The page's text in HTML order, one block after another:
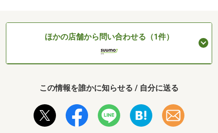
ほかの店舗から問い合わせる（1件）
この情報を誰かに知らせる / 自分に送る